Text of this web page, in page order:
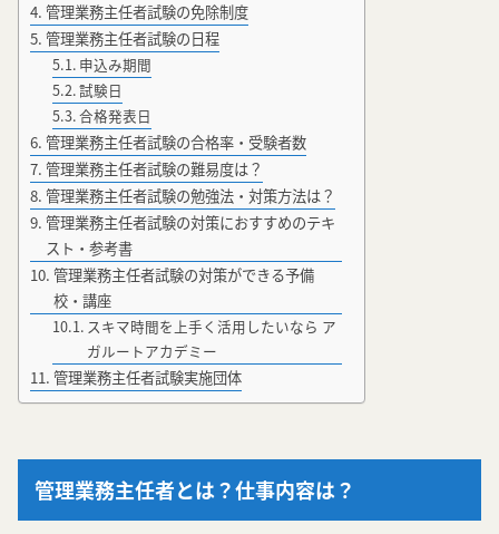
管理業務主任者試験の免除制度
管理業務主任者試験の日程
申込み期間
試験日
合格発表日
管理業務主任者試験の合格率・受験者数
管理業務主任者試験の難易度は？
管理業務主任者試験の勉強法・対策方法は？
管理業務主任者試験の対策におすすめのテキ
スト・参考書
管理業務主任者試験の対策ができる予備
校・講座
スキマ時間を上手く活用したいなら ア
ガルートアカデミー
管理業務主任者試験実施団体
管理業務主任者とは？仕事内容は？